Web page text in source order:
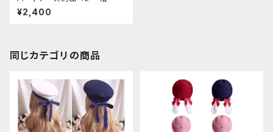
¥2,400
同じカテゴリの商品